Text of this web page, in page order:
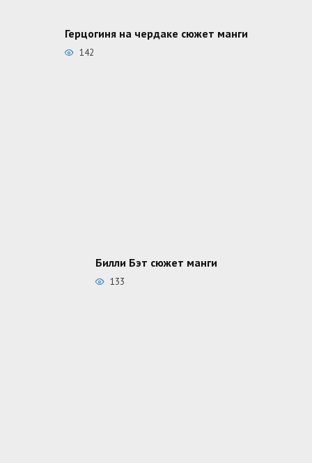
Герцогиня на чердаке сюжет манги
142
Билли Бэт сюжет манги
133